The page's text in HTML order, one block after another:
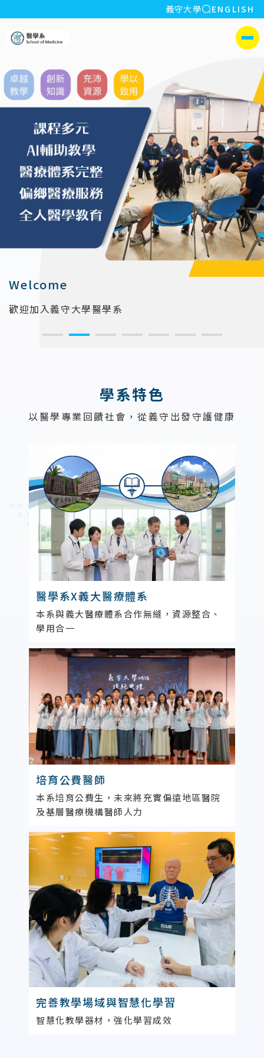
:::
義守大學 全站搜索
ENGLISH
Welcome
歡迎加入義守大學醫學系
學系特色
以醫學專業回饋社會，從義守出發守護健康
醫學系X義大醫療體系
本系與義大醫療體系合作無縫，資源整合、
學用合一
培育公費醫師
本系培育公費生，未來將充實偏遠地區醫院
及基層醫療機構醫師人力
完善教學場域與智慧化學習
智慧化教學器材，強化學習成效